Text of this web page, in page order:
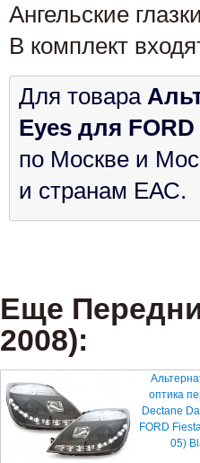
Ангельские
В комплект
Для товара
Eyes для
по Москве и
и странам ЕАС.
Еще
2008):
оптика
Dectane
FORD
05)